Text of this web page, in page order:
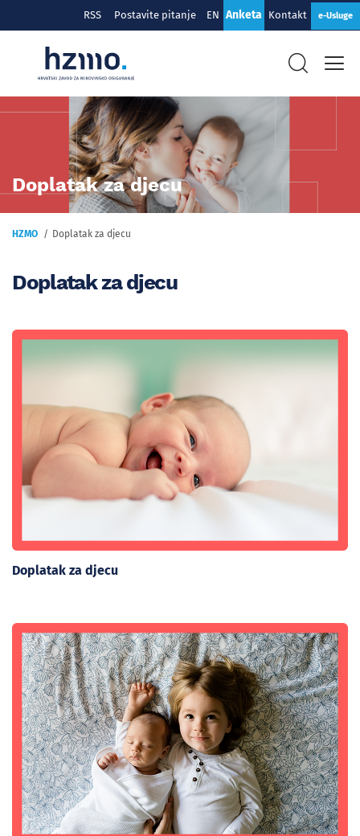
RSS Postavite pitanje EN Anketa Kontakt e-Usluge
Doplatak za djecu
HZMO Doplatak za djecu
Doplatak za djecu
Doplatak za djecu